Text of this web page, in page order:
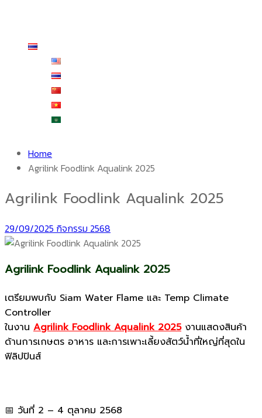
Home
Agrilink Foodlink Aqualink 2025
Agrilink Foodlink Aqualink 2025
29/09/2025 กิจกรรม 2568
Agrilink Foodlink Aqualink 2025
เตรียมพบกับ Siam Water Flame และ Temp Climate
Controller
ในงาน Agrilink Foodlink Aqualink 2025 งานแสดงสินค้า
ด้านการเกษตร อาหาร และการเพาะเลี้ยงสัตว์น้ำที่ใหญ่ที่สุดใน
ฟิลิปปินส์
📅 วันที่ 2 – 4 ตุลาคม 2568